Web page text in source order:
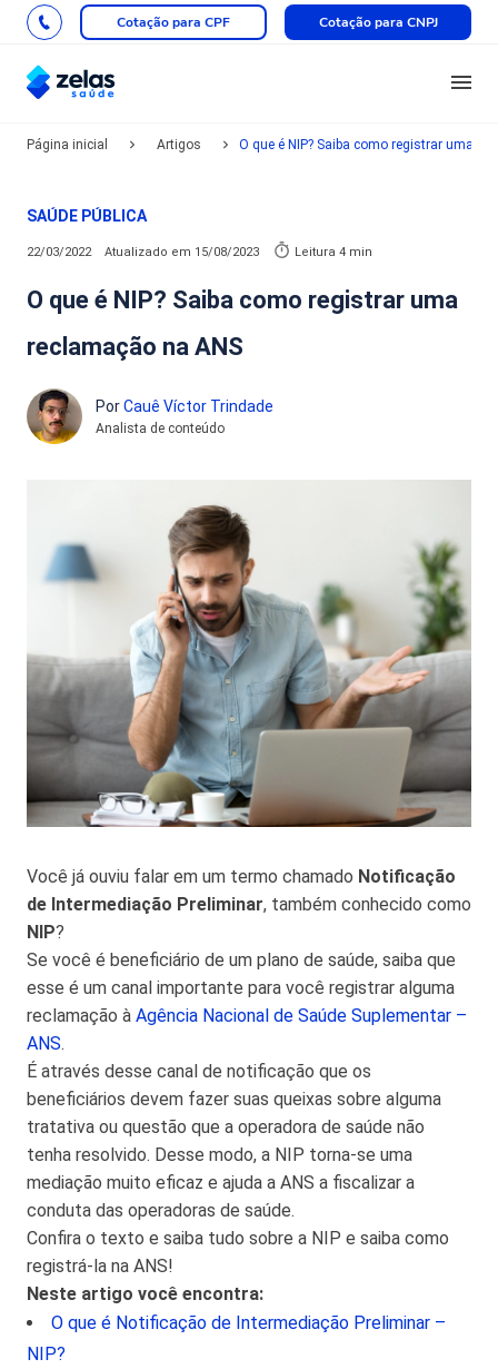
Cotação para CPF Cotação para CNPJ
Página inicial Artigos O que é NIP? Saiba como registrar uma
SAÚDE PÚBLICA
22/03/2022 Atualizado em 15/08/2023 Leitura 4 min
O que é NIP? Saiba como registrar uma
reclamação na ANS
PorCauê Víctor Trindade
Analista de conteúdo
Você já ouviu falar em um termo chamado Notificação
de Intermediação Preliminar, também conhecido como
NIP?
Se você é beneficiário de um plano de saúde, saiba que
esse é um canal importante para você registrar alguma
reclamação à Agência Nacional de Saúde Suplementar –
ANS.
É através desse canal de notificação que os
beneficiários devem fazer suas queixas sobre alguma
tratativa ou questão que a operadora de saúde não
tenha resolvido. Desse modo, a NIP torna-se uma
mediação muito eficaz e ajuda a ANS a fiscalizar a
conduta das operadoras de saúde.
Confira o texto e saiba tudo sobre a NIP e saiba como
registrá-la na ANS!
Neste artigo você encontra:
O que é Notificação de Intermediação Preliminar –
NIP?